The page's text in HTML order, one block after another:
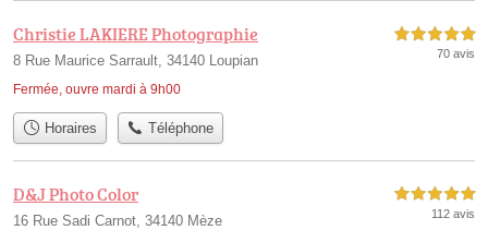
Christie LAKIERE Photographie
8 Rue Maurice Sarrault, 34140 Loupian
Fermée, ouvre mardi à 9h00
5,0 étoiles sur 5
70 avis
Horaires Téléphone
D&J Photo Color
16 Rue Sadi Carnot, 34140 Mèze
5,0 étoiles sur 5
112 avis